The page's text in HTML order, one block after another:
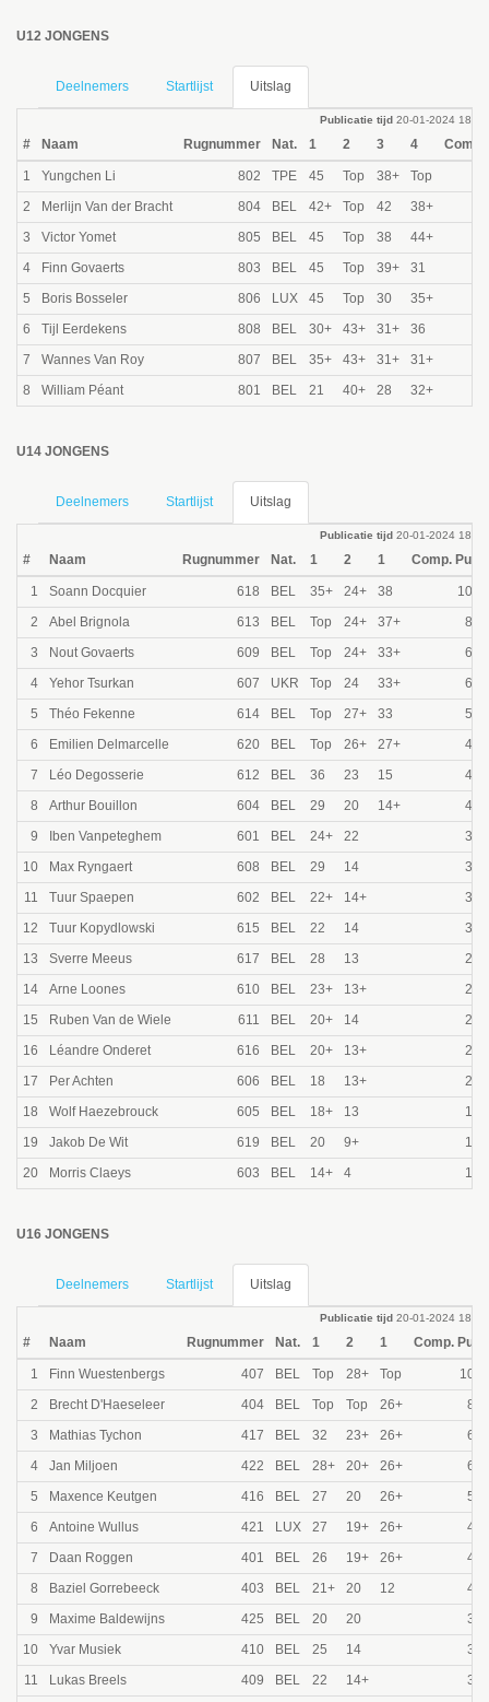
U12 JONGENS
Deelnemers Startlijst Uitslag
Publicatie tijd 20-01-2024 18:31
# Naam Rugnummer Nat. 1 2 3 4 Comp.
1 Yungchen Li 802 TPE 45 Top 38+
Top
2
Merlijn Van der Bracht 804 BEL 42+ Top 42
38+
3
Victor Yomet 805 BEL 45 Top 38
44+
4
Finn Govaerts 803 BEL 45 Top 39+
31
5
Boris Bosseler 806 LUX 45 Top 30
35+
6
Tijl Eerdekens 808 BEL 30+ 43+ 31+
36
7
Wannes Van Roy 807 BEL 35+ 43+ 31+
31+
8
William Péant 801 BEL 21 40+ 28 32+
U14 JONGENS
Deelnemers Startlijst Uitslag
Publicatie tijd 20-01-2024 18:31
# Naam Rugnummer Nat. 1 2 1 Comp.
1 Soann Docquier 618 BEL 35+ 24+ 38
2
Abel Brignola 613 BEL Top 24+ 37+
3
Nout Govaerts 609 BEL Top 24+ 33+
4
Yehor Tsurkan 607 UKR Top 24 33+
5
Théo Fekenne 614 BEL Top 27+ 33
6
Emilien Delmarcelle 620 BEL Top 26+ 27+
7
Léo Degosserie 612 BEL 36 23 15
8
Arthur Bouillon 604 BEL 29 20 14+
9
Iben Vanpeteghem 601 BEL 24+ 22
10
Max Ryngaert 608 BEL 29 14
11
Tuur Spaepen 602 BEL 22+ 14+
12
Tuur Kopydlowski 615 BEL 22 14
13
Sverre Meeus 617 BEL 28 13
14
Arne Loones 610 BEL 23+ 13+
15
Ruben Van de Wiele 611 BEL 20+ 14
16
Léandre Onderet 616 BEL 20+ 13+
17
Per Achten 606 BEL 18 13+
18
Wolf Haezebrouck 605 BEL 18+ 13
19
Jakob De Wit 619 BEL 20 9+
20
Morris Claeys 603 BEL 14+ 4
U16 JONGENS
Deelnemers Startlijst Uitslag
Publicatie tijd 20-01-2024 18:31
# Naam Rugnummer Nat. 1 2 1 Comp.
1 Finn Wuestenbergs 407 BEL Top 28+ Top
2
Brecht D'Haeseleer 404 BEL Top Top 26+
3
Mathias Tychon 417 BEL 32 23+ 26+
4
Jan Miljoen 422 BEL 28+ 20+ 26+
5
Maxence Keutgen 416 BEL 27 20 26+
6
Antoine Wullus 421 LUX 27 19+ 26+
7
Daan Roggen 401 BEL 26 19+ 26+
8
Baziel Gorrebeeck 403 BEL 21+ 20 12
9
Maxime Baldewijns 425 BEL 20 20
10
Yvar Musiek 410 BEL 25 14
11
Lukas Breels 409 BEL 22 14+